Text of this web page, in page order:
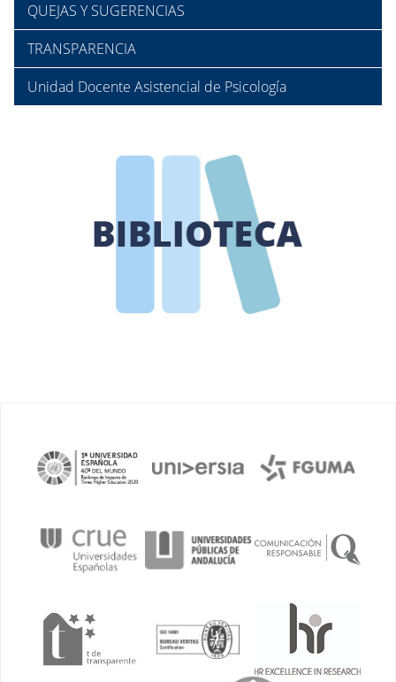
QUEJAS Y SUGERENCIAS
TRANSPARENCIA
Unidad Docente Asistencial de Psicología